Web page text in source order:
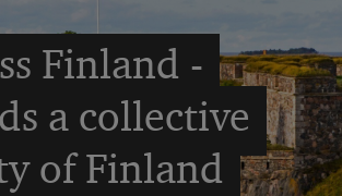
Finland -
a collective
of Finland